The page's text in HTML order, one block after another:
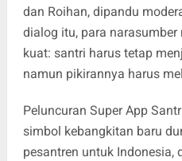
dan Roihan, dipandu
dialog itu, para
kuat: santri harus tetap
namun pikirannya harus
Peluncuran Super App
simbol kebangkitan baru
pesantren untuk Indonesia,